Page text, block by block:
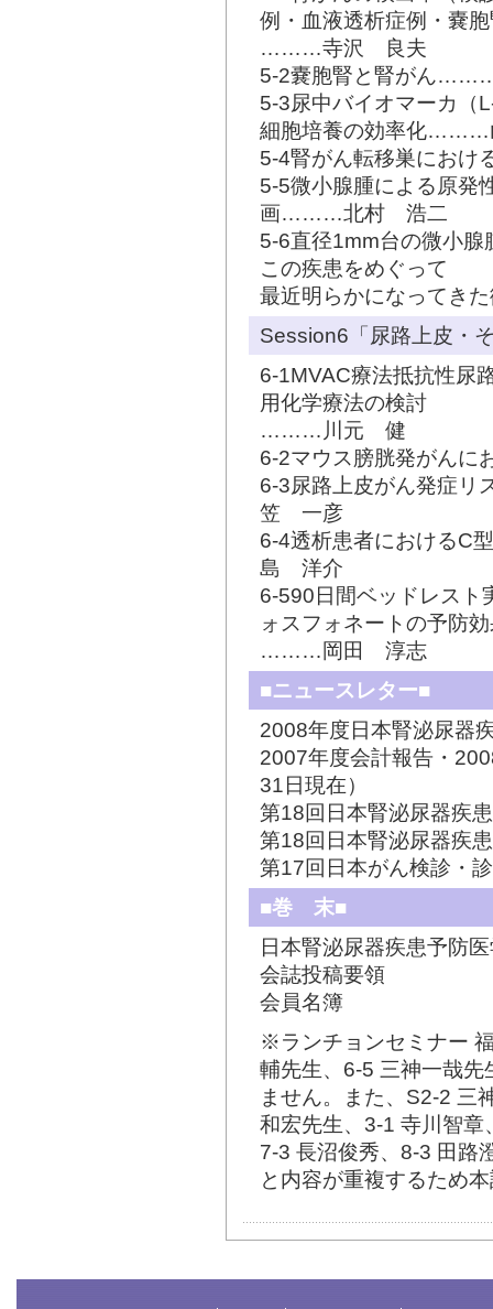
例・血液透析症例・嚢
………寺沢 良夫
5-2嚢胞腎と腎がん
5-3尿中バイオマーカ（
細胞培養の効率化
5-4腎がん転移巣にお
5-5微小腺腫による原発
画………北村 浩二
5-6直径1mm台の微小
この疾患をめぐって
最近明らかになって
Session6「尿路上皮・
6-1MVAC療法抵抗性尿
用化学療法の検討
………川元 健
6-2マウス膀胱発がん
6-3尿路上皮がん発症
笠 一彦
6-4透析患者におけるC
島 洋介
6-590日間ベッドレスト
ォスフォネートの予防
………岡田 淳志
■ニュースレター■
2008年度日本腎泌尿器
2007年度会計報告・
31日現在）
第18回日本腎泌尿器疾
第18回日本腎泌尿器疾
第17回日本がん検診・
■巻 末■
日本腎泌尿器疾患予防
会誌投稿要領
会員名簿
※ランチョンセミナー
輔先生、6-5 三神一哉
ません。また、S2-2 三
和宏先生、3-1 寺川智
7-3 長沼俊秀、8-3 田路
と内容が重複するため